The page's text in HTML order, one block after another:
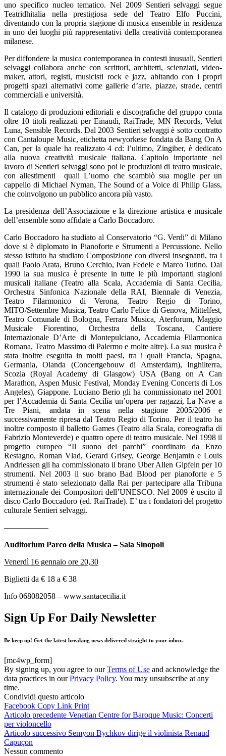
uno specifico nucleo tematico. Nel 2009 Sentieri selvaggi segue
Teatridhitalia nella prestigiosa sede del Teatro Elfo Puccini,
diventando con la propria stagione di musica ensemble in residenza
in uno dei luoghi più rappresentativi della creatività contemporanea
milanese.
Per diffondere la musica contemporanea in contesti inusuali, Sentieri
selvaggi collabora anche con scrittori, architetti, scienziati, video-
maker, attori, registi, musicisti rock e jazz, abitando con i propri
progetti spazi alternativi come gallerie d’arte, piazze, strade, centri
commerciali e università.
Il catalogo di produzioni editoriali e discografiche del gruppo conta
oltre 10 titoli realizzati per Einaudi, RaiTrade, MN Records, Velut
Luna, Sensible Records. Dal 2003 Sentieri selvaggi è sotto contratto
con Cantaloupe Music, etichetta newyorkese fondata da Bang On A
Can, per la quale ha realizzato 4 cd: l’ultimo, Zingiber, è dedicato
alla nuova creatività musicale italiana. Capitolo importante nel
lavoro di Sentieri selvaggi sono poi le produzioni di teatro musicale,
con allestimenti quali L’uomo che scambiò sua moglie per un
cappello di Michael Nyman, The Sound of a Voice di Philip Glass,
che coinvolgono un pubblico ancora più vasto.
La presidenza dell’Associazione e la direzione artistica e musicale
dell’ensemble sono affidate a Carlo Boccadoro.
Carlo Boccadoro ha studiato al Conservatorio “G. Verdi” di Milano
dove si è diplomato in Pianoforte e Strumenti a Percussione. Nello
stesso istituto ha studiato Composizione con diversi insegnanti, tra i
quali Paolo Arata, Bruno Cerchio, Ivan Fedele e Marco Tutino. Dal
1990 la sua musica è presente in tutte le più importanti stagioni
musicali italiane (Teatro alla Scala, Accademia di Santa Cecilia,
Orchestra Sinfonica Nazionale della RAI, Biennale di Venezia,
Teatro Filarmonico di Verona, Teatro Regio di Torino,
MITO/Settembre Musica, Teatro Carlo Felice di Genova, Mittelfest,
Teatro Comunale di Bologna, Ferrara Musica, Aterforum, Maggio
Musicale Fiorentino, Orchestra della Toscana, Cantiere
Internazionale D’Arte di Montepulciano, Accademia Filarmonica
Romana, Teatro Massimo di Palermo e molte altre). La sua musica è
stata inoltre eseguita in molti paesi, tra i quali Francia, Spagna,
Germania, Olanda (Concertgebouw di Amsterdam), Inghilterra,
Scozia (Royal Academy di Glasgow) USA (Bang on A Can
Marathon, Aspen Music Festival, Monday Evening Concerts di Los
Angeles), Giappone. Luciano Berio gli ha commissionato nel 2001
per l’Accademia di Santa Cecilia un’opera per ragazzi, La Nave a
Tre Piani, andata in scena nella stagione 2005/2006 e
successivamente ripresa dal Teatro Regio di Torino. Per il teatro ha
inoltre composto il balletto Games (Teatro alla Scala, coreografia di
Fabrizio Monteverde) e quattro opere di teatro musicale. Nel 1998 il
progetto europeo “Il suono dei parchi” coordinato da Enzo
Restagno, Roman Vlad, Gerard Grisey, George Benjamin e Louis
Andriessen gli ha commissionato il brano Uber Allen Gipfeln per 10
strumenti. Nel 2003 il suo brano Bad Blood per pianoforte e 5
strumenti è stato selezionato dalla Rai per partecipare alla Tribuna
internazionale dei Compositori dell’UNESCO. Nel 2009 è uscito il
disco Carlo Boccadoro (ed. RaiTrade). E’ tra i fondatori del progetto
culturale Sentieri selvaggi.
—————–
Auditorium Parco della Musica – Sala Sinopoli
Venerdì 16 gennaio ore 20,30
Biglietti da € 18 a € 38
Info 068082058 – www.santacecilia.it
Sign Up For Daily Newsletter
Be keep up! Get the latest breaking news delivered straight to your inbox.
[mc4wp_form]
By signing up, you agree to ourTerms of Use and acknowledge the
data practices in ourPrivacy Policy. You may unsubscribe at any
time.
Condividi questo articolo
Facebook Copy Link Print
Articolo precedente Venetian Centre for Baroque Music: Concerti
per violoncello
Articolo successivo Semyon Bychkov dirige il violinista Renaud
Capuçon
Nessun commento